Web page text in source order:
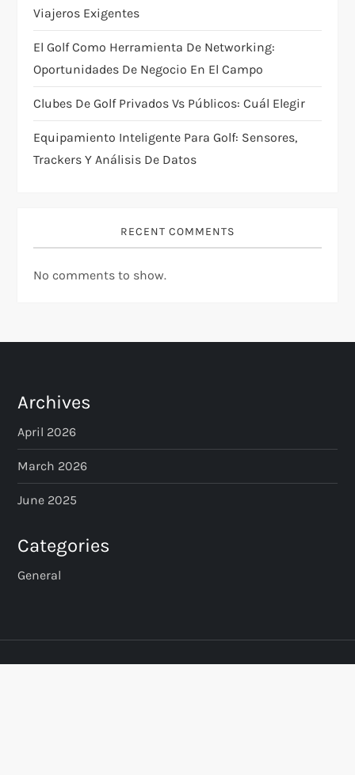
i
o
n
Viajeros Exigentes
El Golf Como Herramienta De Networking:
Oportunidades De Negocio En El Campo
Clubes De Golf Privados Vs Públicos: Cuál Elegir
Equipamiento Inteligente Para Golf: Sensores,
Trackers Y Análisis De Datos
RECENT COMMENTS
No comments to show.
Archives
April 2026
March 2026
June 2025
Categories
General